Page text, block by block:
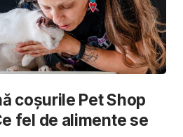
coșurile Pet Shop
fel de alimente se